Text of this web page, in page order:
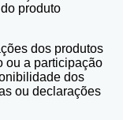
produto
dos produtos
ou a participação
dos
ou declarações